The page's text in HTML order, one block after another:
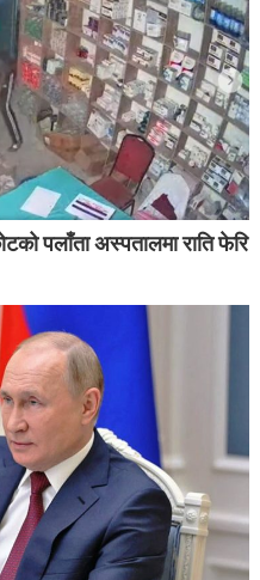
पलाँता अस्पतालमा राति फेरि